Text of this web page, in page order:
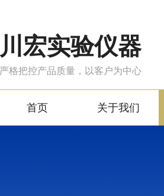
川宏实验仪器
严格把控产品质量，以客户为中心
首页 关于我们